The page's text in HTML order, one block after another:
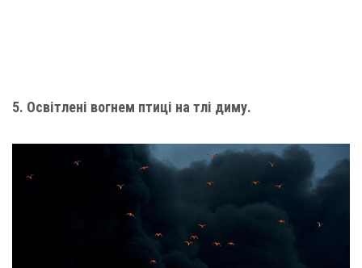
5. Освітлені вогнем птиці на тлі диму.